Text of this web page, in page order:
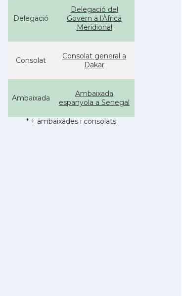
Delegació
Delegació del
Govern a l'Àfrica
Meridional
Consolat
Consolat general a
Dakar
Ambaixada
Ambaixada
espanyola a Senegal
* + ambaixades i consolats